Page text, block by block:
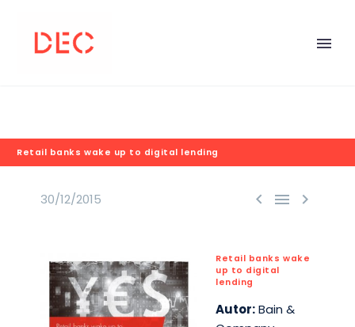
Retail banks wake up to digital lending
  
30/12/2015
Retail banks wake
up to digital
lending
Autor:Bain &